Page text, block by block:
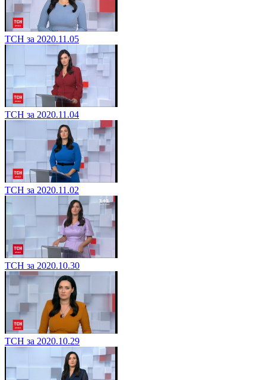
ТСН за 2020.11.05
ТСН за 2020.11.04
ТСН за 2020.11.02
ТСН за 2020.10.30
ТСН за 2020.10.29